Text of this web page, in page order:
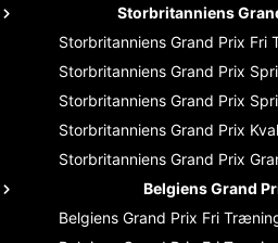
Storbritanniens
Storbritanniens Grand Prix Fri
Storbritanniens Grand Prix
Storbritanniens Grand Prix
Storbritanniens Grand Prix
Storbritanniens Grand Prix
Belgiens Grand
Belgiens Grand Prix Fri